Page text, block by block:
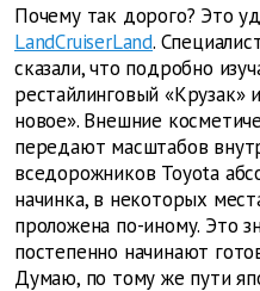
Почему так дорого? Это
LandCruiserLand.
сказали, что подробно
рестайлинговый «Крузак»
новое». Внешние
передают масштабов
вседорожников Toyota
начинка, в некоторых
проложена по-иному. Это
постепенно начинают
Думаю, по тому же пути